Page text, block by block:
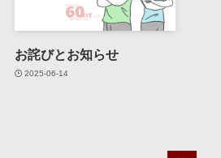
お詫びとお知らせ
2025-06-14